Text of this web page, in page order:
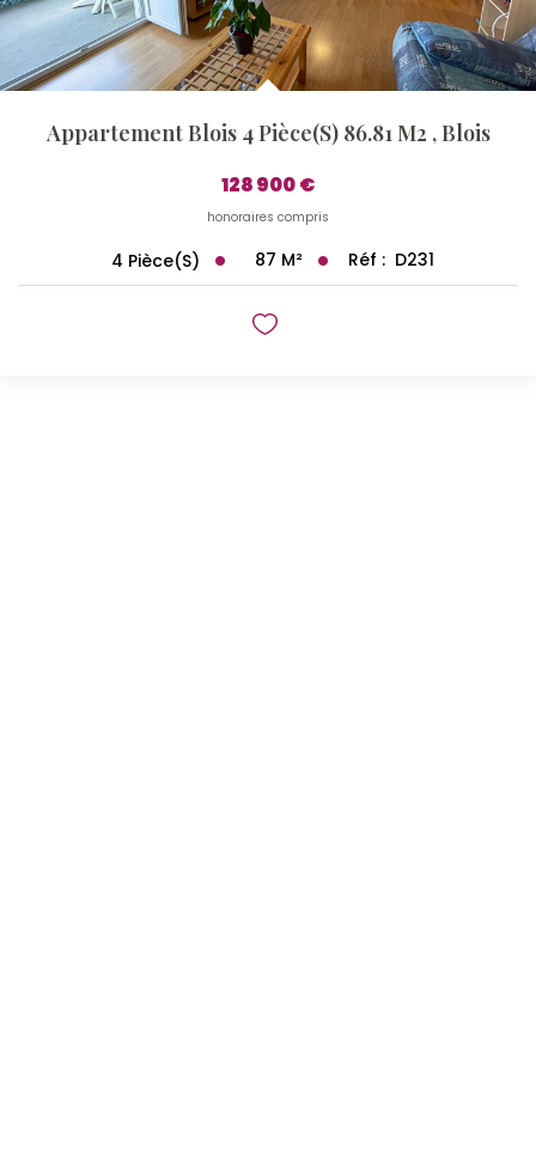
Appartement Blois 4 Pièce(s) 86.81 M2 ,Blois
128 900 €
honoraires compris
4 Pièce(s) 87 M² Réf : D231